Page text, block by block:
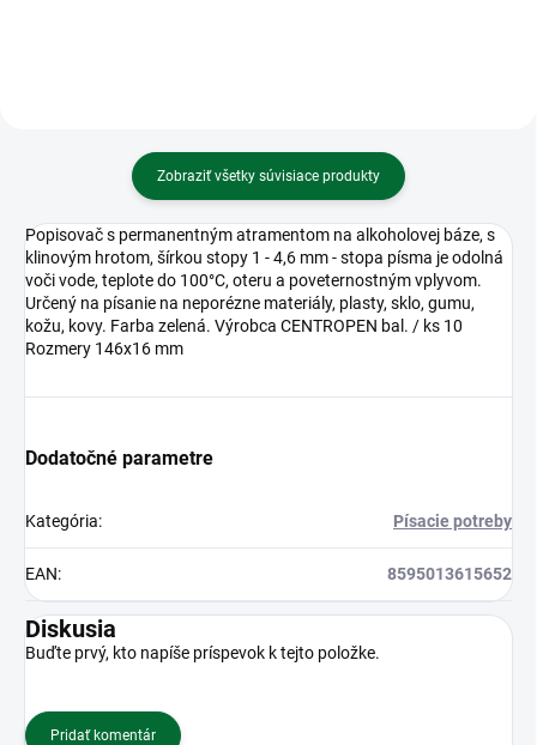
Zobraziť všetky súvisiace produkty
Popisovač s permanentným atramentom na alkoholovej báze, s
klinovým hrotom, šírkou stopy 1 - 4,6 mm - stopa písma je odolná
voči vode, teplote do 100°C, oteru a poveternostným vplyvom.
Určený na písanie na neporézne materiály, plasty, sklo, gumu,
kožu, kovy. Farba zelená. Výrobca CENTROPEN bal. / ks 10
Rozmery 146x16 mm
Dodatočné parametre
Kategória: Písacie potreby
EAN: 8595013615652
Diskusia
Buďte prvý, kto napíše príspevok k tejto položke.
Pridať komentár